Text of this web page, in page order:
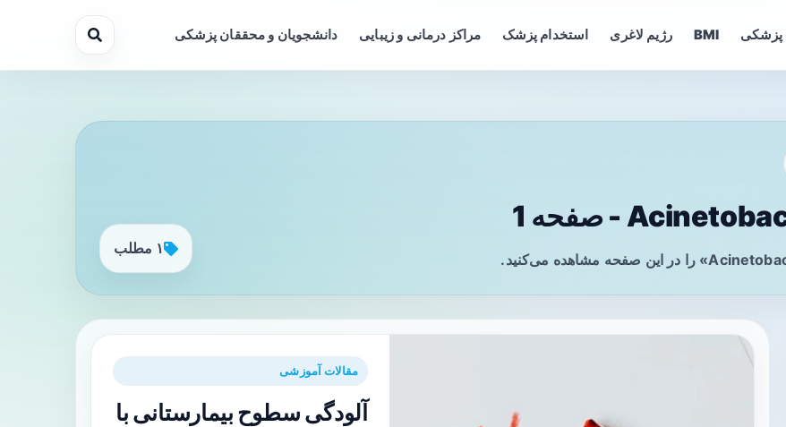
پزشکی BMI رژیم لاغری استخدام پزشک مراکز درمانی و زیبایی دانشجویان و محققان پزشکی
۱ مطلب
مقالات آموزشی
آلودگی سطوح بیمارستانی با